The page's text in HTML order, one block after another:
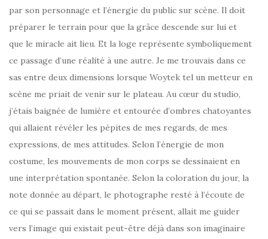
par son personnage et l’énergie du public sur scène. Il doit
préparer le terrain pour que la grâce descende sur lui et
que le miracle ait lieu. Et la loge représente symboliquement
ce passage d’une réalité à une autre. Je me trouvais dans ce
sas entre deux dimensions lorsque Woytek tel un metteur en
scène me priait de venir sur le plateau. Au cœur du studio,
j’étais baignée de lumière et entourée d’ombres chatoyantes
qui allaient révéler les pépites de mes regards, de mes
expressions, de mes attitudes. Selon l’énergie de mon
costume, les mouvements de mon corps se dessinaient en
une interprétation spontanée. Selon la coloration du jour, la
note donnée au départ, le photographe resté à l’écoute de
ce qui se passait dans le moment présent, allait me guider
vers l’image qui existait peut-être déjà dans son imaginaire